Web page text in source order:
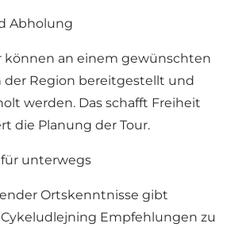
Abholung
können an einem gewünschten
Region bereitgestellt und
werden. Das schafft Freiheit
die Planung der Tour.
unterwegs
Ortskenntnisse gibt
Empfehlungen zu